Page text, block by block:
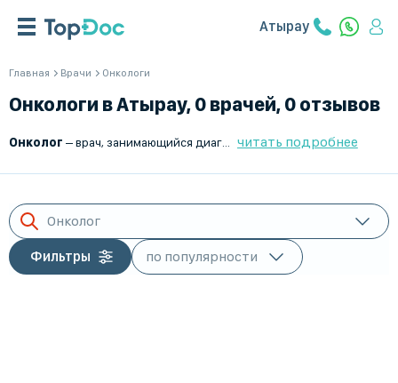
Атырау
Главная Врачи Онкологи
Онкологи в Атырау, 0 врачей, 0 отзывов
Онколог – врач, занимающийся диагностикой, лечением и профилактикой онкологических заболеваний. Он выявляет злокачественные и доброкачественные опухоли, подбирает терапию и наблюдает за динамикой болезни. Лечение может включать хирургические методы, химиотерапию, лучевую терапию, таргетную и иммунотерапию. читать подробнее
Онколог
Фильтры